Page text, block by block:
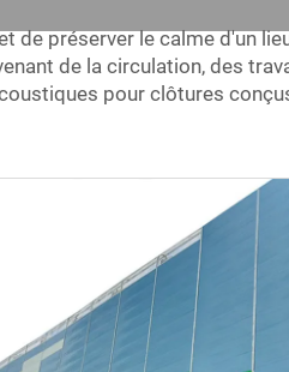
de préserver le calme d'un
de la circulation, des
pour clôtures